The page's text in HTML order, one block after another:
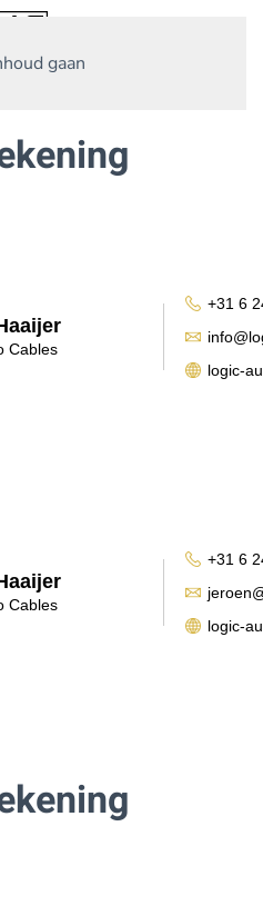
gaan
Cables
+31 6
logic-
Cables
+31 6
logic-